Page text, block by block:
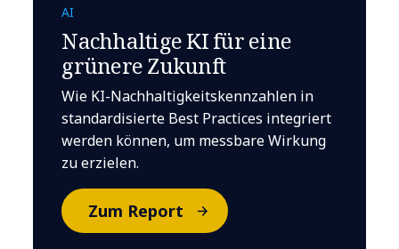
AI
Nachhaltige KI für eine
grünere Zukunft
Wie KI-Nachhaltigkeitskennzahlen in
standardisierte Best Practices integriert
werden können, um messbare Wirkung
zu erzielen.
Zum Report